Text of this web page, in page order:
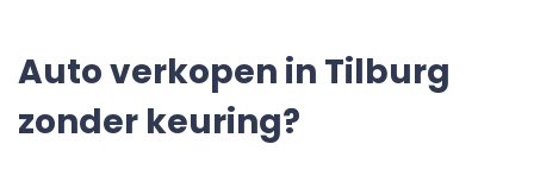
Auto verkopen in Tilburg
zonder keuring?